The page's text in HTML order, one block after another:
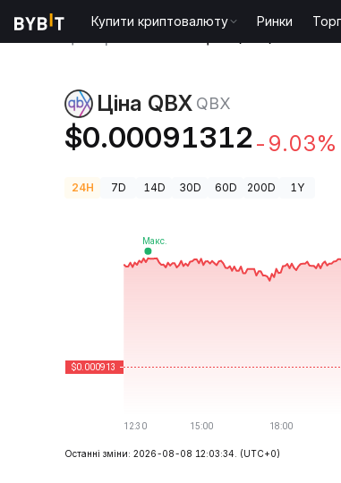
Купити криптовалюту Ринки
Ціна QBX QBX
$0.00091312 -9.03%
24H 7D 14D 30D 60D 200D 1Y
Останні зміни: 2026-08-08 12:03:34. (UTC+0)